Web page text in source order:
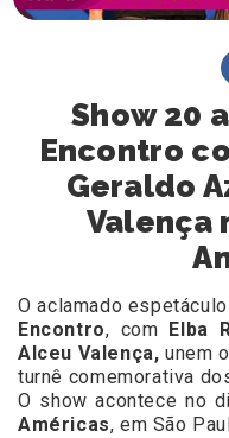
Show 20
Encontro
Geraldo
Valença
O aclamado
Encontro, com
Elba
Alceu Valença, unem
turnê comemorativa
O show acontece no
Américas, em São